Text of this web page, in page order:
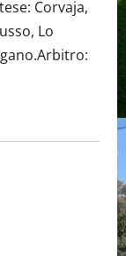
Corvaja,
Lo